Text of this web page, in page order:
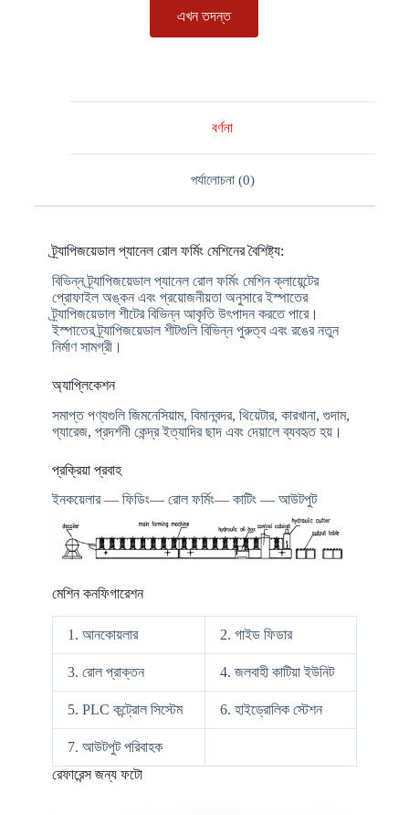
এখন তদন্ত
বর্ণনা
পর্যালোচনা (0)
ট্র্যাপিজয়েডাল প্যানেল রোল ফর্মিং মেশিনের বৈশিষ্ট্য:
বিভিন্ন ট্র্যাপিজয়েডাল প্যানেল রোল ফর্মিং মেশিন ক্লায়েন্টের
প্রোফাইল অঙ্কন এবং প্রয়োজনীয়তা অনুসারে ইস্পাতের
ট্র্যাপিজয়েডাল শীটের বিভিন্ন আকৃতি উৎপাদন করতে পারে।
ইস্পাতের ট্র্যাপিজয়েডাল শীটগুলি বিভিন্ন পুরুত্ব এবং রঙের নতুন
নির্মাণ সামগ্রী।
অ্যাপ্লিকেশন
সমাপ্ত পণ্যগুলি জিমনেসিয়াম, বিমানবন্দর, থিয়েটার, কারখানা, গুদাম,
গ্যারেজ, প্রদর্শনী কেন্দ্র ইত্যাদির ছাদ এবং দেয়ালে ব্যবহৃত হয়।
প্রক্রিয়া প্রবাহ
ইনকয়েলার — ফিডিং— রোল ফর্মিং— কাটিং — আউটপুট
মেশিন কনফিগারেশন
1. আনকোয়লার 2. গাইড ফিডার
3. রোল প্রাক্তন 4. জলবাহী কাটিয়া ইউনিট
5. PLC কন্ট্রোল সিস্টেম 6. হাইড্রোলিক স্টেশন
7. আউটপুট পরিবাহক
রেফারেন্স জন্য ফটো